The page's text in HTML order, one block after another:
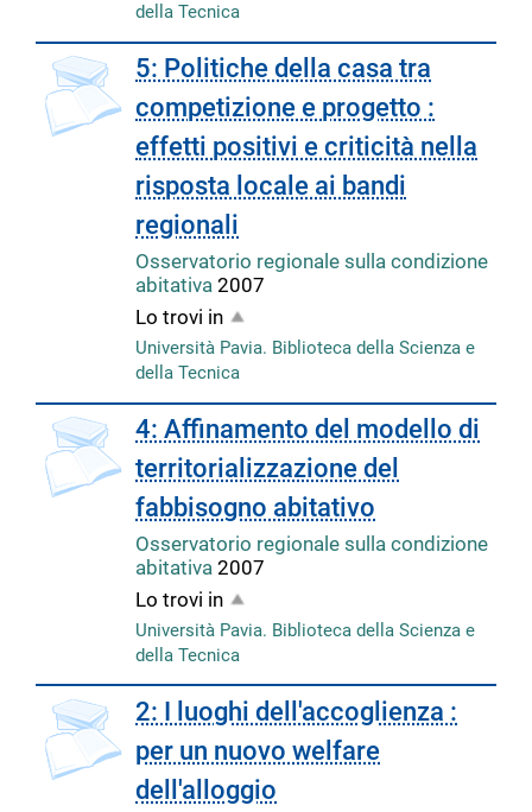
della Tecnica
copertina
5: Politiche della casa tra
competizione e progetto :
effetti positivi e criticità nella
risposta locale ai bandi
regionali
Osservatorio regionale sulla condizione
abitativa2007
Lo trovi in
Università Pavia. Biblioteca della Scienza e
della Tecnica
copertina
4: Affinamento del modello di
territorializzazione del
fabbisogno abitativo
Osservatorio regionale sulla condizione
abitativa2007
Lo trovi in
Università Pavia. Biblioteca della Scienza e
della Tecnica
copertina
2: I luoghi dell'accoglienza :
per un nuovo welfare
dell'alloggio